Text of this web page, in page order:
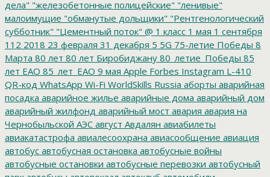
дела" "железобетонные полицейские" "ленивые"
малоимущие "обманутые дольщики" "Рентгенологический
субботник" "Цементный поток" @ 1 класс 1 мая 1 сентября
112 2018 23 февраля 31 декабря 5 5G 75-летие Победы 8
Марта 80 лет 80 лет Биробиджану 80_летие_Победы 85
лет ЕАО 85_лет_ЕАО 9 мая Apple Forbes Instagram L-410
QR-код WhatsApp Wi-Fi WorldSkills Russia аборты аварийная
посадка аварийное жилье аварийные дома аварийный дом
аварийный жилфонд аварийный мост авария авария на
Чернобыльской АЭС август Авдалян авиабилеты
авиакатастрофа авиалесоохрана авиасообщение авиация
автобус автобусная остановка автобусные войны
автобусные остановки автобусные перевозки автобусный